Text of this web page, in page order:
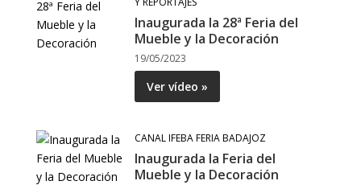
Inaugurada la 28ª Feria del
Mueble y la Decoración
19/05/2023
Ver vídeo »
CANAL IFEBA FERIA BADAJOZ
Inaugurada la Feria del
Mueble y la Decoración